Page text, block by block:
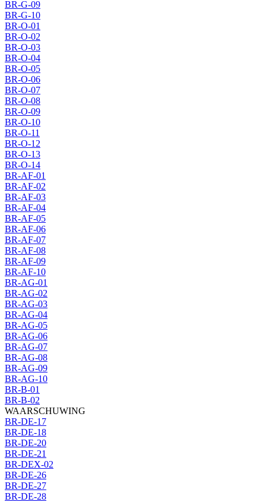
BR-G-09
BR-G-10
BR-O-01
BR-O-02
BR-O-03
BR-O-04
BR-O-05
BR-O-06
BR-O-07
BR-O-08
BR-O-09
BR-O-10
BR-O-11
BR-O-12
BR-O-13
BR-O-14
BR-AF-01
BR-AF-02
BR-AF-03
BR-AF-04
BR-AF-05
BR-AF-06
BR-AF-07
BR-AF-08
BR-AF-09
BR-AF-10
BR-AG-01
BR-AG-02
BR-AG-03
BR-AG-04
BR-AG-05
BR-AG-06
BR-AG-07
BR-AG-08
BR-AG-09
BR-AG-10
BR-B-01
BR-B-02
WAARSCHUWING
BR-DE-17
BR-DE-18
BR-DE-20
BR-DE-21
BR-DEX-02
BR-DE-26
BR-DE-27
BR-DE-28